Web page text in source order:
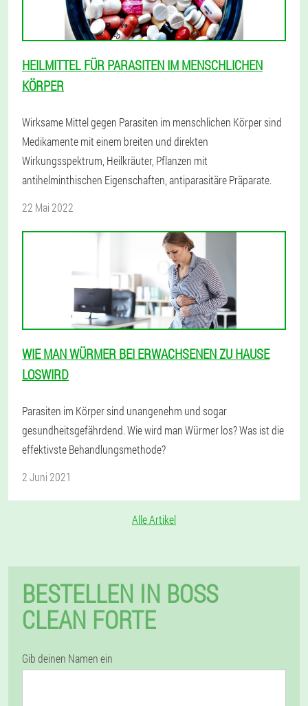
HEILMITTEL FÜR PARASITEN IM MENSCHLICHEN
KÖRPER
Wirksame Mittel gegen Parasiten im menschlichen Körper sind
Medikamente mit einem breiten und direkten
Wirkungsspektrum, Heilkräuter, Pflanzen mit
antihelminthischen Eigenschaften, antiparasitäre Präparate.
22 Mai 2022
WIE MAN WÜRMER BEI ERWACHSENEN ZU HAUSE
LOSWIRD
Parasiten im Körper sind unangenehm und sogar
gesundheitsgefährdend. Wie wird man Würmer los? Was ist die
effektivste Behandlungsmethode?
2 Juni 2021
Alle Artikel
BESTELLEN IN BOSS
CLEAN FORTE
Gib deinen Namen ein